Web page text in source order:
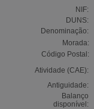
NIF:
DUNS:
Denominação:
Morada:
Código Postal:
Atividade (CAE):
Antiguidade:
Balanço
disponível: